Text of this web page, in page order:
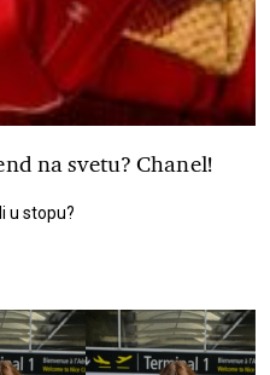
na svetu? Chanel!
u stopu?